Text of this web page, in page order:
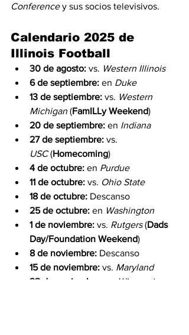
Conference y sus socios televisivos.
Calendario 2025 de
Illinois Football
30 de agosto: vs. Western Illinois
6 de septiembre: en Duke
13 de septiembre: vs. Western
Michigan (FamILLy Weekend)
20 de septiembre: en Indiana
27 de septiembre: vs.
USC (Homecoming)
4 de octubre: en Purdue
11 de octubre: vs. Ohio State
18 de octubre: Descanso
25 de octubre: en Washington
1 de noviembre: vs. Rutgers (Dads
Day/Foundation Weekend)
8 de noviembre: Descanso
15 de noviembre: vs. Maryland
22 de noviembre:
Wisconsin